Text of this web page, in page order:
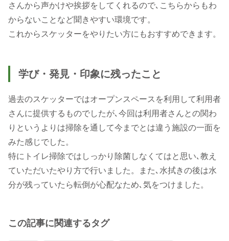
さんから声かけや挨拶をしてくれるので､こちらからもわ
からないことなど聞きやすい環境です。
これからスケッターをやりたい方にもおすすめできます。
学び・発見・印象に残ったこと
過去のスケッターではオープンスペースを利用して利用者
さんに提供するものでしたが､今回は利用者さんとの関わ
りというよりは掃除を通して今までとは違う施設の一面を
みた感じでした。
特にトイレ掃除ではしっかり除菌しなくてはと思い､教え
ていただいたやり方で行いました。また､水拭きの後は水
分が残っていたら転倒が心配なため､気をつけました。
この記事に関連するタグ